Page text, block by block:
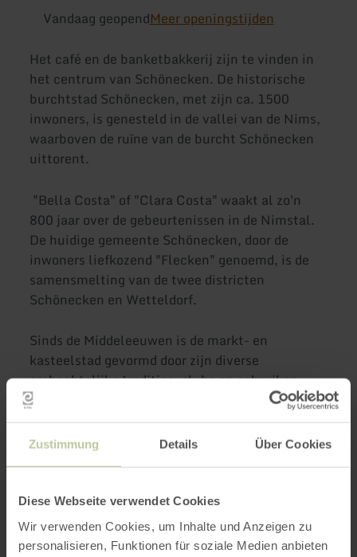
Zustimmung Details Über Cookies
Diese Webseite verwendet Cookies
Wir verwenden Cookies, um Inhalte und Anzeigen zu
personalisieren, Funktionen für soziale Medien anbieten
Vandaag geopendMeer openingstijden
Het café en de banketbakkerij zijn te vinden in
het centrum van Schönecken. De historische
burchtstad Schönecken, met zijn ca. 1500
inwoners, is genesteld in de vallei van de Nims,
waarboven de ruïne van de burcht Schönecken
uittorent.
"Bella Costa" of "Clara Costa" waakt al zo'n
800 jaar over de gebeurtenissen in de Nimstal.
De huidige gemeente Schönecken, door de
inwoners liefkozend "Flecken" genoemd, is de
samensmelting van de twee districten
Schönecken en Wetteldorf.
Sinds de Middeleeuwen is de markt- en
kasteelstad gevormd door zijn diverse
ambachtelijke tradities, clubs en gebruiken.
Meer informatie
Openingstijden